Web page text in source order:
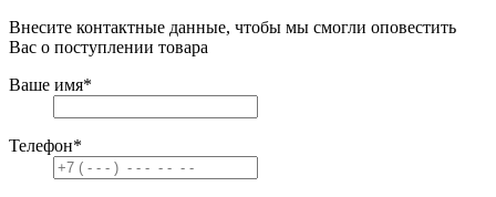
Внесите контактные данные, чтобы мы смогли оповестить
Вас о поступлении товара
Ваше имя*
Телефон*